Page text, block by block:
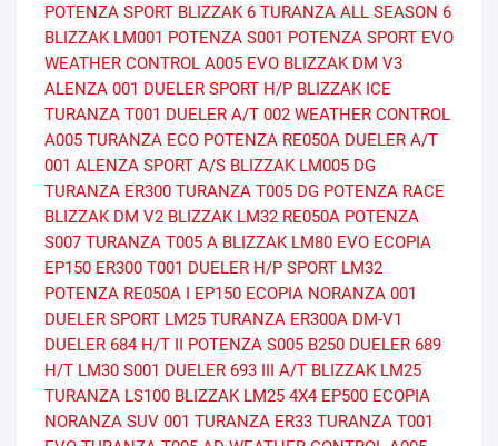
POTENZA SPORT BLIZZAK 6 TURANZA ALL SEASON 6
BLIZZAK LM001 POTENZA S001 POTENZA SPORT EVO
WEATHER CONTROL A005 EVO BLIZZAK DM V3
ALENZA 001 DUELER SPORT H/P BLIZZAK ICE
TURANZA T001 DUELER A/T 002 WEATHER CONTROL
A005 TURANZA ECO POTENZA RE050A DUELER A/T
001 ALENZA SPORT A/S BLIZZAK LM005 DG
TURANZA ER300 TURANZA T005 DG POTENZA RACE
BLIZZAK DM V2 BLIZZAK LM32 RE050A POTENZA
S007 TURANZA T005 A BLIZZAK LM80 EVO ECOPIA
EP150 ER300 T001 DUELER H/P SPORT LM32
POTENZA RE050A I EP150 ECOPIA NORANZA 001
DUELER SPORT LM25 TURANZA ER300A DM-V1
DUELER 684 H/T II POTENZA S005 B250 DUELER 689
H/T LM30 S001 DUELER 693 III A/T BLIZZAK LM25
TURANZA LS100 BLIZZAK LM25 4X4 EP500 ECOPIA
NORANZA SUV 001 TURANZA ER33 TURANZA T001